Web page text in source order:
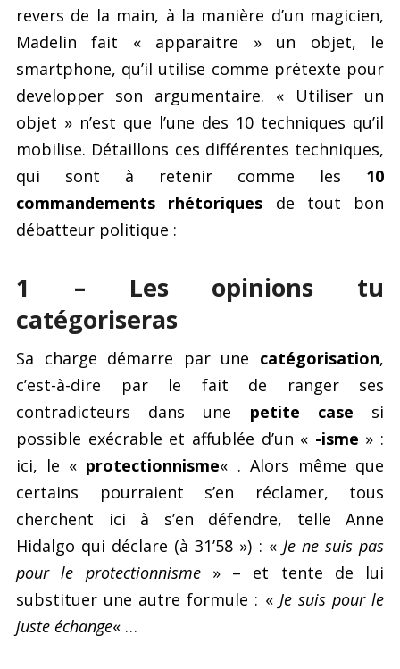
revers de la main, à la manière d’un magicien,
Madelin fait « apparaitre » un objet, le
smartphone, qu’il utilise comme prétexte pour
developper son argumentaire. « Utiliser un
objet » n’est que l’une des 10 techniques qu’il
mobilise. Détaillons ces différentes techniques,
qui sont à retenir comme les 10
commandements rhétoriques de tout bon
débatteur politique :
1 – Les opinions tu
catégoriseras
Sa charge démarre par une catégorisation,
c’est-à-dire par le fait de ranger ses
contradicteurs dans une petite case si
possible exécrable et affublée d’un « -isme » :
ici, le « protectionnisme« . Alors même que
certains pourraient s’en réclamer, tous
cherchent ici à s’en défendre, telle Anne
Hidalgo qui déclare (à 31’58 ») : « Je ne suis pas
pour le protectionnisme» – et tente de lui
substituer une autre formule : « Je suis pour le
juste échange« …